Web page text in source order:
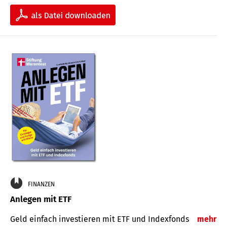
FINANZEN
Anlegen mit ETF
Geld einfach investieren mit ETF und Indexfonds mehr